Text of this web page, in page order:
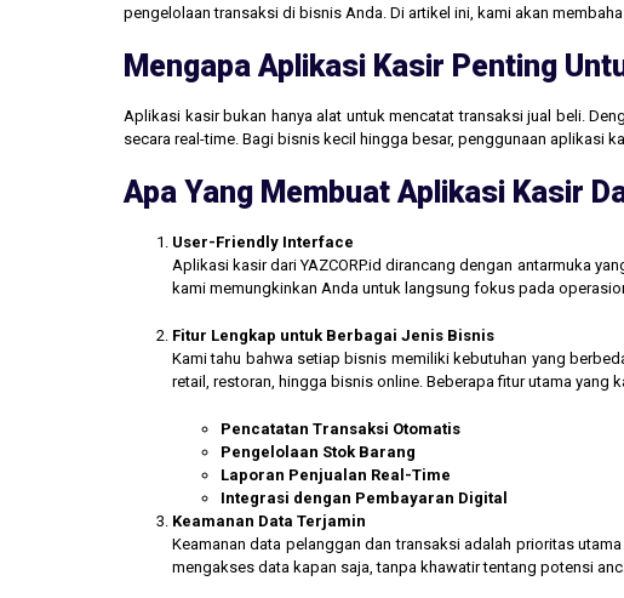
pengelolaan transaksi di bisnis Anda. Di artikel ini, kami akan
Mengapa Aplikasi Kasir Penting
Aplikasi kasir bukan hanya alat untuk mencatat transaksi jual beli.
secara real-time. Bagi bisnis kecil hingga besar, penggunaan aplikasi
Apa Yang Membuat Aplikasi Kasir
User-Friendly Interface
Aplikasi kasir dari YAZCORP.id dirancang dengan antarmuka
kami memungkinkan Anda untuk langsung fokus pada
Fitur Lengkap untuk Berbagai Jenis Bisnis
Kami tahu bahwa setiap bisnis memiliki kebutuhan yang
retail, restoran, hingga bisnis online. Beberapa fitur utama yang
Pencatatan Transaksi Otomatis
Pengelolaan Stok Barang
Laporan Penjualan Real-Time
Integrasi dengan Pembayaran Digital
Keamanan Data Terjamin
Keamanan data pelanggan dan transaksi adalah prioritas
mengakses data kapan saja, tanpa khawatir tentang potensi